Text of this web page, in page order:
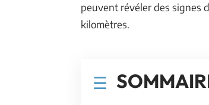
peuvent révéler des signes
kilomètres.